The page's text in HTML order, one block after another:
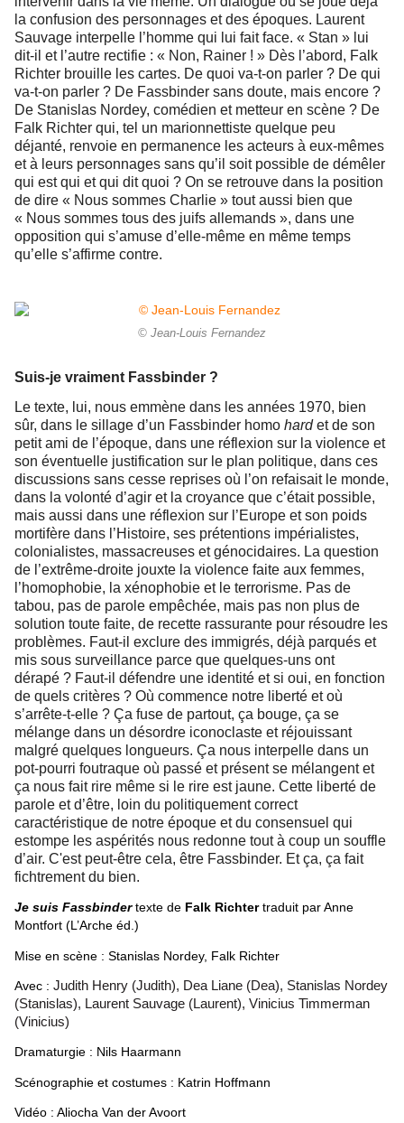
la confusion des personnages et des époques. Laurent
Sauvage interpelle l’homme qui lui fait face. « Stan » lui
dit-il et l’autre rectifie : « Non, Rainer ! » Dès l’abord, Falk
Richter brouille les cartes. De quoi va-t-on parler ? De qui
va-t-on parler ? De Fassbinder sans doute, mais encore ?
De Stanislas Nordey, comédien et metteur en scène ? De
Falk Richter qui, tel un marionnettiste quelque peu
déjanté, renvoie en permanence les acteurs à eux-mêmes
et à leurs personnages sans qu’il soit possible de démêler
qui est qui et qui dit quoi ? On se retrouve dans la position
de dire « Nous sommes Charlie » tout aussi bien que
« Nous sommes tous des juifs allemands », dans une
opposition qui s’amuse d’elle-même en même temps
qu’elle s’affirme contre.
© Jean-Louis Fernandez
Suis-je vraiment Fassbinder ?
Le texte, lui, nous emmène dans les années 1970, bien
sûr, dans le sillage d’un Fassbinder homo hardet de son
petit ami de l’époque, dans une réflexion sur la violence et
son éventuelle justification sur le plan politique, dans ces
discussions sans cesse reprises où l’on refaisait le monde,
dans la volonté d’agir et la croyance que c’était possible,
mais aussi dans une réflexion sur l’Europe et son poids
mortifère dans l’Histoire, ses prétentions impérialistes,
colonialistes, massacreuses et génocidaires. La question
de l’extrême-droite jouxte la violence faite aux femmes,
l’homophobie, la xénophobie et le terrorisme. Pas de
tabou, pas de parole empêchée, mais pas non plus de
solution toute faite, de recette rassurante pour résoudre les
problèmes. Faut-il exclure des immigrés, déjà parqués et
mis sous surveillance parce que quelques-uns ont
dérapé ? Faut-il défendre une identité et si oui, en fonction
de quels critères ? Où commence notre liberté et où
s’arrête-t-elle ? Ça fuse de partout, ça bouge, ça se
mélange dans un désordre iconoclaste et réjouissant
malgré quelques longueurs. Ça nous interpelle dans un
pot-pourri foutraque où passé et présent se mélangent et
ça nous fait rire même si le rire est jaune. Cette liberté de
parole et d’être, loin du politiquement correct
caractéristique de notre époque et du consensuel qui
estompe les aspérités nous redonne tout à coup un souffle
d’air. C'est peut-être cela, être Fassbinder. Et ça, ça fait
fichtrement du bien.
Je suis Fassbindertexte de Falk Richtertraduit par Anne
Montfort (L’Arche éd.)
Mise en scène : Stanislas Nordey, Falk Richter
Avec : Judith Henry (Judith), Dea Liane (Dea), Stanislas Nordey
(Stanislas), Laurent Sauvage (Laurent), Vinicius Timmerman
(Vinicius)
Dramaturgie : Nils Haarmann
Scénographie et costumes : Katrin Hoffmann
Vidéo : Aliocha Van der Avoort